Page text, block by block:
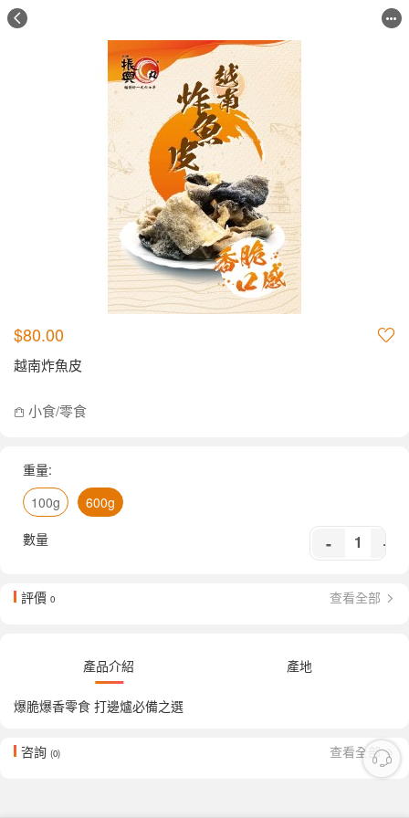
$80.00
越南炸魚皮
小食/零食
重量:
100g
600g
數量
- +
評價 0 查看全部
產品介紹 產地
爆脆爆香零食 打邊爐必備之選
咨詢 (0) 查看全部